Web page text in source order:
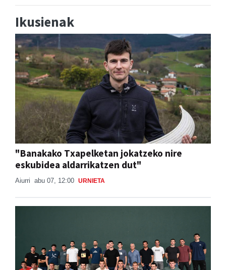
Ikusienak
"Banakako Txapelketan jokatzeko nire
eskubidea aldarrikatzen dut"
Aiurri abu 07, 12:00 URNIETA